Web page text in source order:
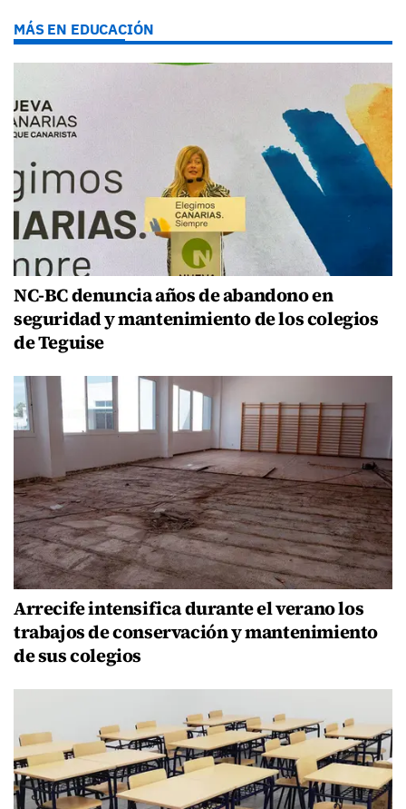
MÁS EN EDUCACIÓN
NC-BC denuncia años de abandono en
seguridad y mantenimiento de los colegios
de Teguise
Arrecife intensifica durante el verano los
trabajos de conservación y mantenimiento
de sus colegios